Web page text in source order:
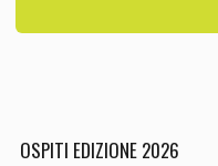
OSPITI EDIZIONE 2026